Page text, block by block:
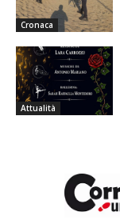
Cronaca
Attualità